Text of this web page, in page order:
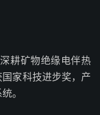
耕矿物绝缘电伴热
家科技进步奖，产
。